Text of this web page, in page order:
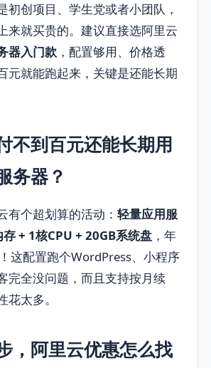
初创项目、学生党或者小团队，
来就买贵的。建议直接选阿里云
器入门款 ，配置够用、价格透
元就能跑起来，关键是还能长期
不到百元还能长期用
务器？
有个超划算的活动： 轻量应用服
+ 1核CPU + 20GB系统盘 ，年
这配置跑个WordPress、小程序
完全没问题，而且支持按月续
花太多。
，阿里云优惠怎么找